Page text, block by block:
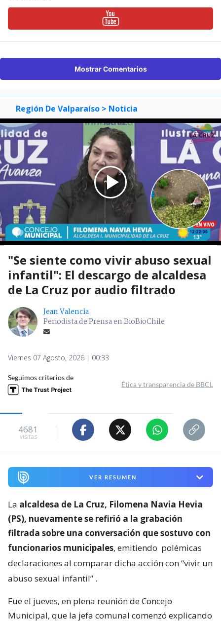
Mostrar Comentarios
Región De Valparaíso > Noticia
"Se siente como vivir abuso sexual
infantil": El descargo de alcaldesa
de La Cruz por audio filtrado
Jean Valencia
Periodista de Prensa en BioBioChile
Viernes 07 Agosto, 2026 | 00:33
Seguimos criterios de
Ética y transparencia de BBCL
4681
visitas
VER RESUMEN
La alcaldesa de La Cruz, Filomena Navia Hevia
(PS), nuevamente se refirió a la grabación
filtrada sobre una conversación que sostuvo con
funcionarios municipales, emitiendo polémicas
declaraciones al comparar dicha acción con “vivir un
abuso sexual infantil” .
Fue el jueves, en plena reunión de Concejo
Municipal, que la jefa comunal comenzó explicando